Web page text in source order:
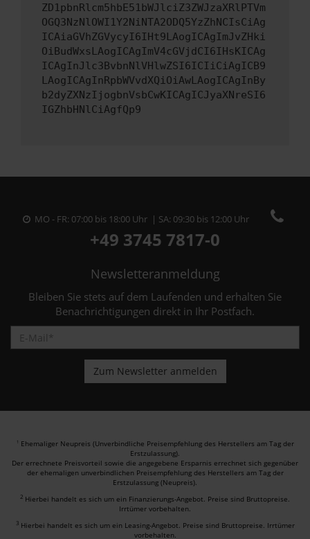
ZD1pbnRlcm5hbE51bWJlciZ3ZWJzaXRlPTVm
OGQ3NzNlOWI1Y2NiNTA2ODQ5YzZhNCIsCiAg
ICAiaGVhZGVycyI6IHt9LAogICAgImJvZHki
OiBudWxsLAogICAgImV4cGVjdCI6IHsKICAg
ICAgInJlc3BvbnNlVHlwZSI6ICIiCiAgICB9
LAogICAgInRpbWVvdXQiOiAwLAogICAgInBy
b2dyZXNzIjogbnVsbCwKICAgICJyaXNreSI6
IGZhbHNlCiAgfQp9
MO - FR: 07:00 bis 18:00 Uhr | SA: 09:30 bis 12:00 Uhr
+49 3745 7817-0
Newsletteranmeldung
Bleiben Sie stets auf dem Laufenden und erhalten Sie
Benachrichtigungen direkt in Ihr Postfach.
1 Ehemaliger Neupreis (Unverbindliche Preisempfehlung des Herstellers am Tag der
Erstzulassung).
Der errechnete Preisvorteil sowie die angegebene Ersparnis errechnet sich gegenüber
der ehemaligen unverbindlichen Preisempfehlung des Herstellers am Tag der
Erstzulassung (Neupreis).
2 Hierbei handelt es sich um ein Finanzierungs-Angebot. Preise sind Bruttopreise.
Irrtümer vorbehalten.
3 Hierbei handelt es sich um ein Leasing-Angebot. Preise sind Bruttopreise. Irrtümer
vorbehalten.